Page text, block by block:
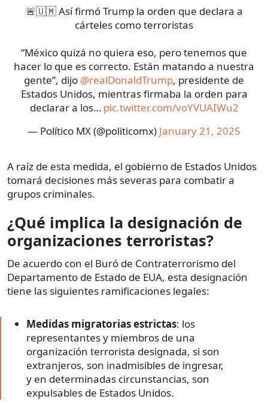
🚨🇺🇲 Así firmó Trump la orden que declara a
cárteles como terroristas
“México quizá no quiera eso, pero tenemos que
hacer lo que es correcto. Están matando a nuestra
gente”, dijo @realDonaldTrump, presidente de
Estados Unidos, mientras firmaba la orden para
declarar a los… pic.twitter.com/voYVUAIWu2
— Político MX (@politicomx) January 21, 2025
A raíz de esta medida, el gobierno de Estados Unidos
tomará decisiones más severas para combatir a
grupos criminales.
¿Qué implica la designación de
organizaciones terroristas?
De acuerdo con el Buró de Contraterrorismo del
Departamento de Estado de EUA, esta designación
tiene las siguientes ramificaciones legales:
Medidas migratorias estrictas: los
representantes y miembros de una
organización terrorista designada, si son
extranjeros, son inadmisibles de ingresar,
y en determinadas circunstancias, son
expulsables de Estados Unidos.